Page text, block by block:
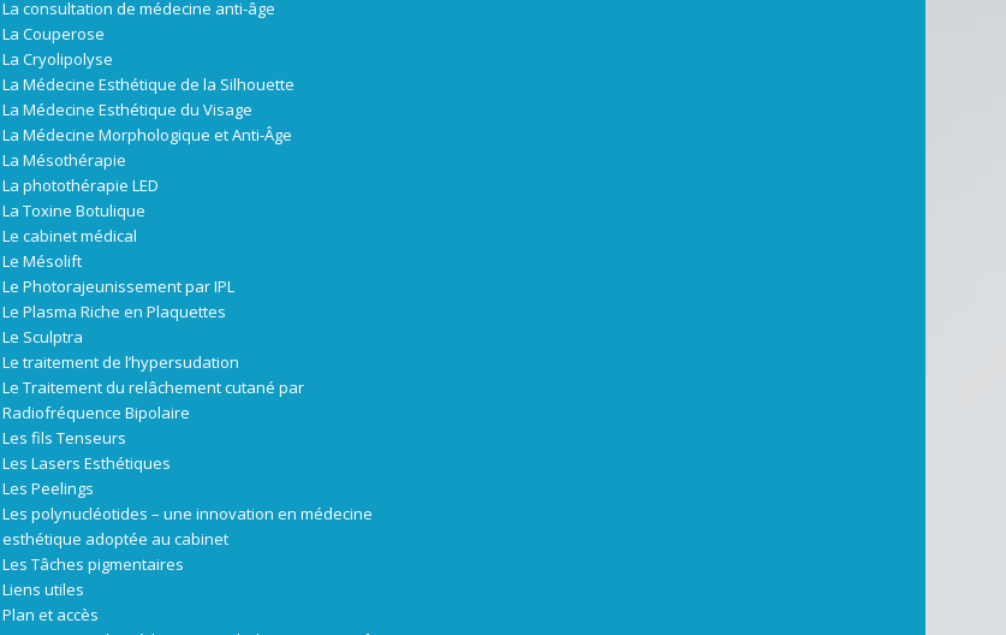
La consultation de médecine anti-âge
La Couperose
La Cryolipolyse
La Médecine Esthétique de la Silhouette
La Médecine Esthétique du Visage
La Médecine Morphologique et Anti-Âge
La Mésothérapie
La photothérapie LED
La Toxine Botulique
Le cabinet médical
Le Mésolift
Le Photorajeunissement par IPL
Le Plasma Riche en Plaquettes
Le Sculptra
Le traitement de l’hypersudation
Le Traitement du relâchement cutané par
Radiofréquence Bipolaire
Les fils Tenseurs
Les Lasers Esthétiques
Les Peelings
Les polynucléotides – une innovation en médecine
esthétique adoptée au cabinet
Les Tâches pigmentaires
Liens utiles
Plan et accès